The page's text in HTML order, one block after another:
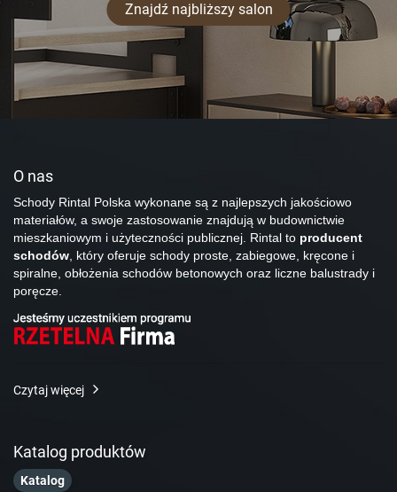
Znajdź najbliższy salon
O nas
Schody Rintal Polska wykonane są z najlepszych jakościowo
materiałów, a swoje zastosowanie znajdują w budownictwie
mieszkaniowym i użyteczności publicznej. Rintal to producent
schodów, który oferuje schody proste, zabiegowe, kręcone i
spiralne, obłożenia schodów betonowych oraz liczne balustrady i
poręcze.
Czytaj więcej
Katalog produktów
Katalog